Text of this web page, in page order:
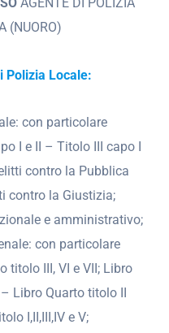
(NUORO)
Polizia Locale:
con particolare
I e II – Titolo III capo I
contro la Pubblica
contro la Giustizia;
e amministrativo;
con particolare
titolo III, VI e VII; Libro
Libro Quarto titolo II
I,II,III,IV e V;